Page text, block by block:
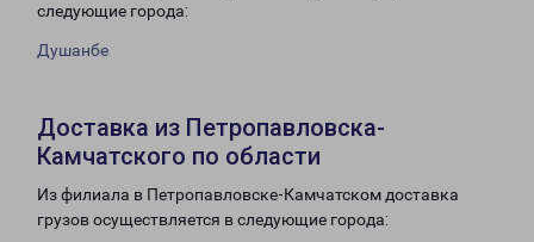
следующие города:
Душанбе
Доставка из Петропавловска-
Камчатского по области
Из филиала в Петропавловске-Камчатском доставка
грузов осуществляется в следующие города: